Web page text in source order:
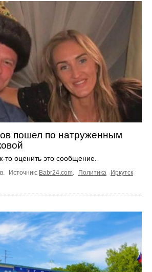
пошел по натруженным
то оценить это сообщение.
Источник: Babr24.com Политика
Иркутск